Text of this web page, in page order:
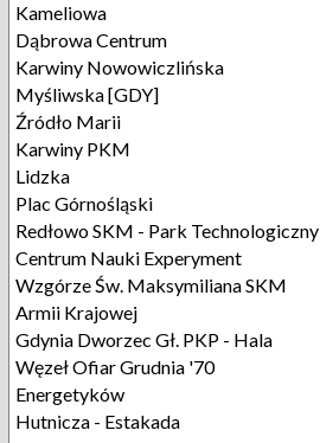
Kameliowa
Dąbrowa Centrum
Karwiny Nowowiczlińska
Myśliwska [GDY]
Źródło Marii
Karwiny PKM
Lidzka
Plac Górnośląski
Redłowo SKM - Park Technologiczny
Centrum Nauki Experyment
Wzgórze Św. Maksymiliana SKM
Armii Krajowej
Gdynia Dworzec Gł. PKP - Hala
Węzeł Ofiar Grudnia '70
Energetyków
Hutnicza - Estakada